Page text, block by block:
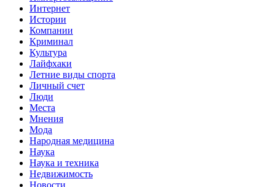
Интернет
Истории
Компании
Криминал
Культура
Лайфхаки
Летние виды спорта
Личный счет
Люди
Места
Мнения
Мода
Народная медицина
Наука
Наука и техника
Недвижимость
Новости